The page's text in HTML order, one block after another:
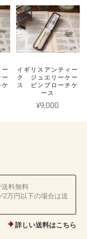
ー
イギリスアンティー
ク ジュエリーケー
ス ピンブローチケ
ース
¥9,000
料無料
万円以下の場合は送
詳しい送料はこちら